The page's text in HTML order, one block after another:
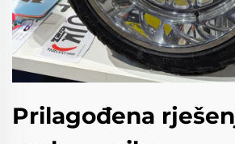
Prilagođena